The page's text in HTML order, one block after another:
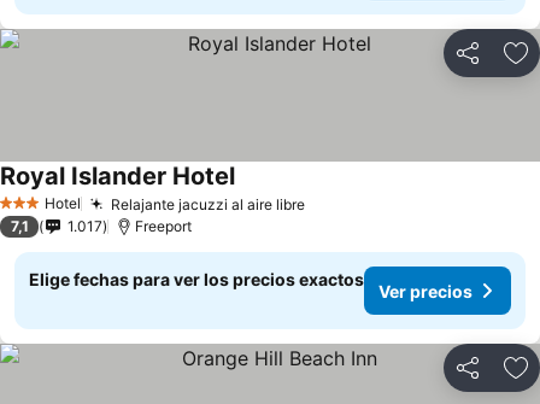
Compartir
3 Estrellas
Hotel Relajante jacuzzi al aire libre
Royal Islander Hotel
7,1 1.017 Freeport
Elige fechas para ver los precios exactos
Ver precios
Compartir